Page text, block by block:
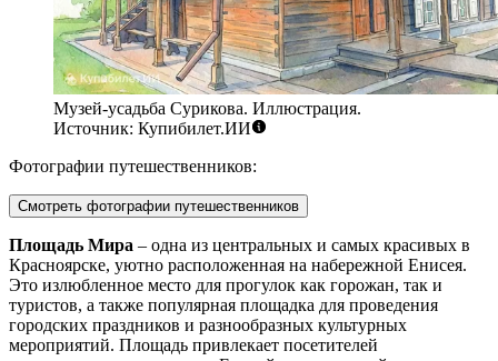
Музей-усадьба Сурикова. Иллюстрация.
Источник: Купибилет.ИИ
Фотографии путешественников:
Смотреть фотографии путешественников
Площадь Мира – одна из центральных и самых красивых в
Красноярске, уютно расположенная на набережной Енисея.
Это излюбленное место для прогулок как горожан, так и
туристов, а также популярная площадка для проведения
городских праздников и разнообразных культурных
мероприятий. Площадь привлекает посетителей